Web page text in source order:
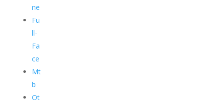
ne
Fu
ll-
Fa
ce
Mt
b
Ot